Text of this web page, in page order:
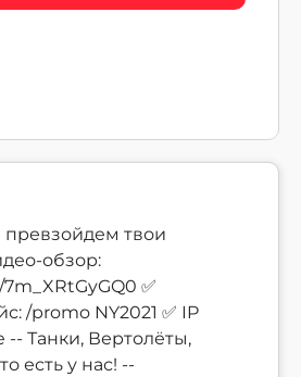
твои
обзор:
✅
/promo NY2021 ✅ IP
-- Танки, Вертолёты,
есть у нас! --